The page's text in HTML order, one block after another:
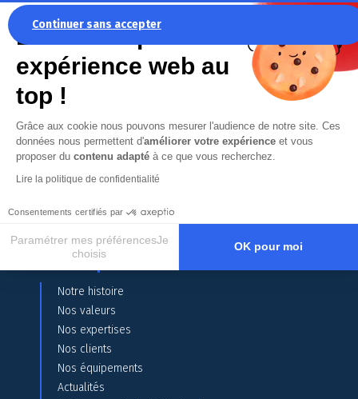
Continuer sans accepter
La recette pour une
expérience web au
top !
Grâce aux cookie nous pouvons mesurer l'audience de notre site. Ces
données nous permettent d'améliorer votre expérience et vous
proposer du contenu adapté à ce que vous recherchez.
Lire la politique de confidentialité
Consentements certifiés par
Paramétrer mes préférencesJe
choisis
OK pour moi
Axeptio consent
Plateforme de Gestion du Consentement : Personnalisez vos
Liens rapides
Notre histoire
Nos valeurs
Nos expertises
Nos clients
Nos équipements
Actualités